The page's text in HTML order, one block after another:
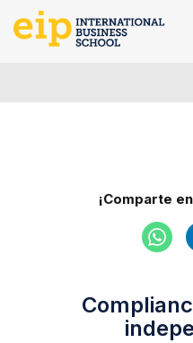
Saltar
¡Comparte